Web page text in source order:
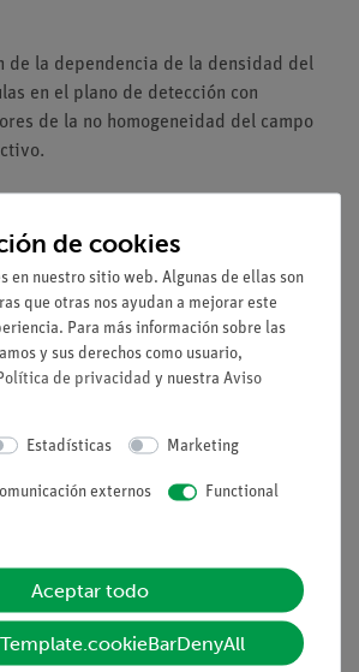
de la dependencia de la densidad del
en el plano de detección con
de la no homogeneidad del campo
de los valores máximos de la
de partículas en función de la no
del campo magnético.
de cookies
en nuestro sitio web. Algunas de ellas son
que otras nos ayudan a mejorar este
Para más información sobre las
y sus derechos como usuario,
de privacidad y nuestra Aviso
Estadísticas Marketing
externos Functional
Aceptar todo